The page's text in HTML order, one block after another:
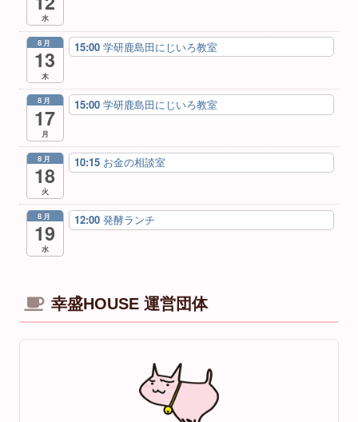
水
8月
13
木
15:00 学研鹿島田にじいろ教室
8月
17
月
15:00 学研鹿島田にじいろ教室
8月
18
火
10:15 お金の相談室
8月
19
水
12:00 発酵ランチ
幸盛HOUSE 運営団体